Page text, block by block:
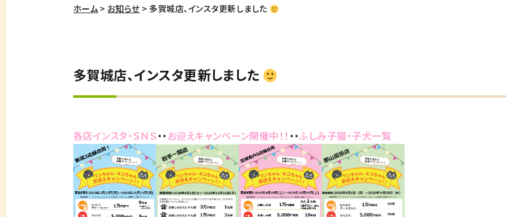
ホーム お知らせ 多賀城店、インスタ更新しました
多賀城店、インスタ更新しました
各店インスタ・ＳＮＳ・・お迎えキャンペーン開催中！！ ・・ふしみ子猫・子犬一覧